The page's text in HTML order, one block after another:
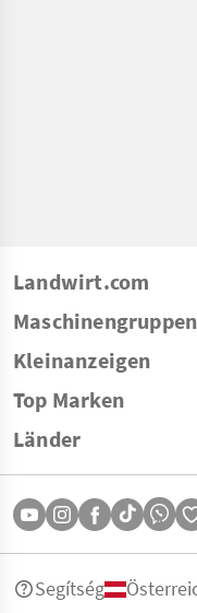
Landwirt.com
Maschinengruppen
Kleinanzeigen
Top Marken
Länder
Segítség